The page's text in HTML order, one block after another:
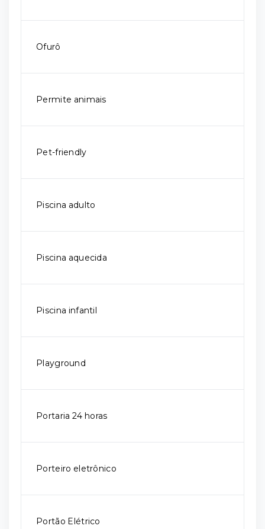
Ofurô
Permite animais
Pet-friendly
Piscina adulto
Piscina aquecida
Piscina infantil
Playground
Portaria 24 horas
Porteiro eletrônico
Portão Elétrico